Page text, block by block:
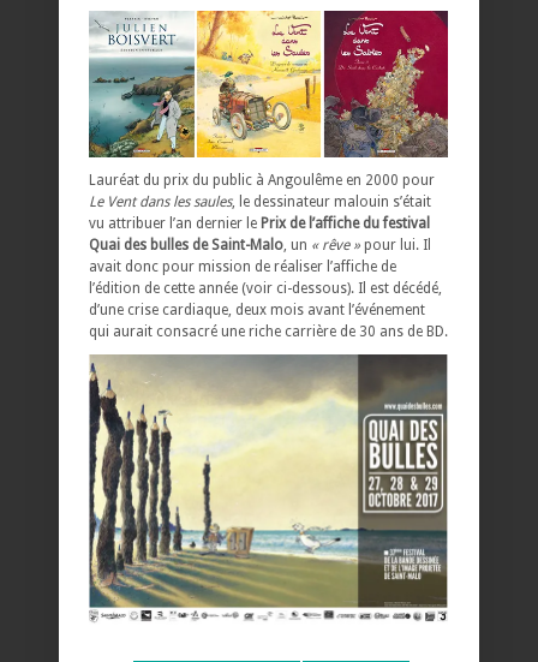
Lauréat du prix du public à Angoulême en 2000 pour
Le Vent dans les saules, le dessinateur malouin s’était
vu attribuer l’an dernier le Prix de l’affiche du festival
Quai des bulles de Saint-Malo, un « rêve » pour lui. Il
avait donc pour mission de réaliser l’affiche de
l’édition de cette année (voir ci-dessous). Il est décédé,
d’une crise cardiaque, deux mois avant l’événement
qui aurait consacré une riche carrière de 30 ans de BD.